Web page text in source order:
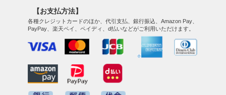
【お支払方法】
各種クレジットカードのほか、代引支払、銀行振込、Amazon Pay、
PayPay、楽天ペイ、ペイディ、d払いなどがご利用いただけます。